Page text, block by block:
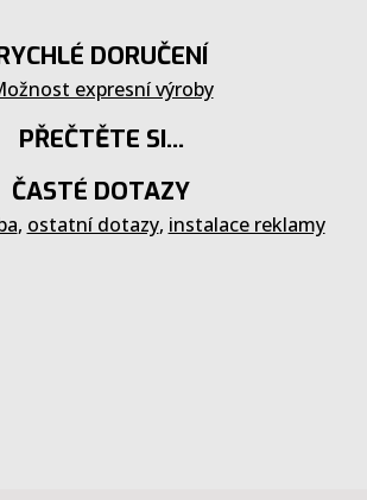
DORUČENÍ
expresní výroby
PŘEČTĚTE SI...
ČASTÉ DOTAZY
, ostatní dotazy, instalace reklamy